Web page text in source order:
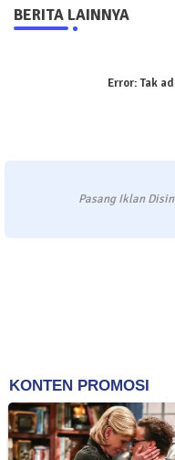
BERITA LAINNYA
Error:Tak
Pasang Iklan